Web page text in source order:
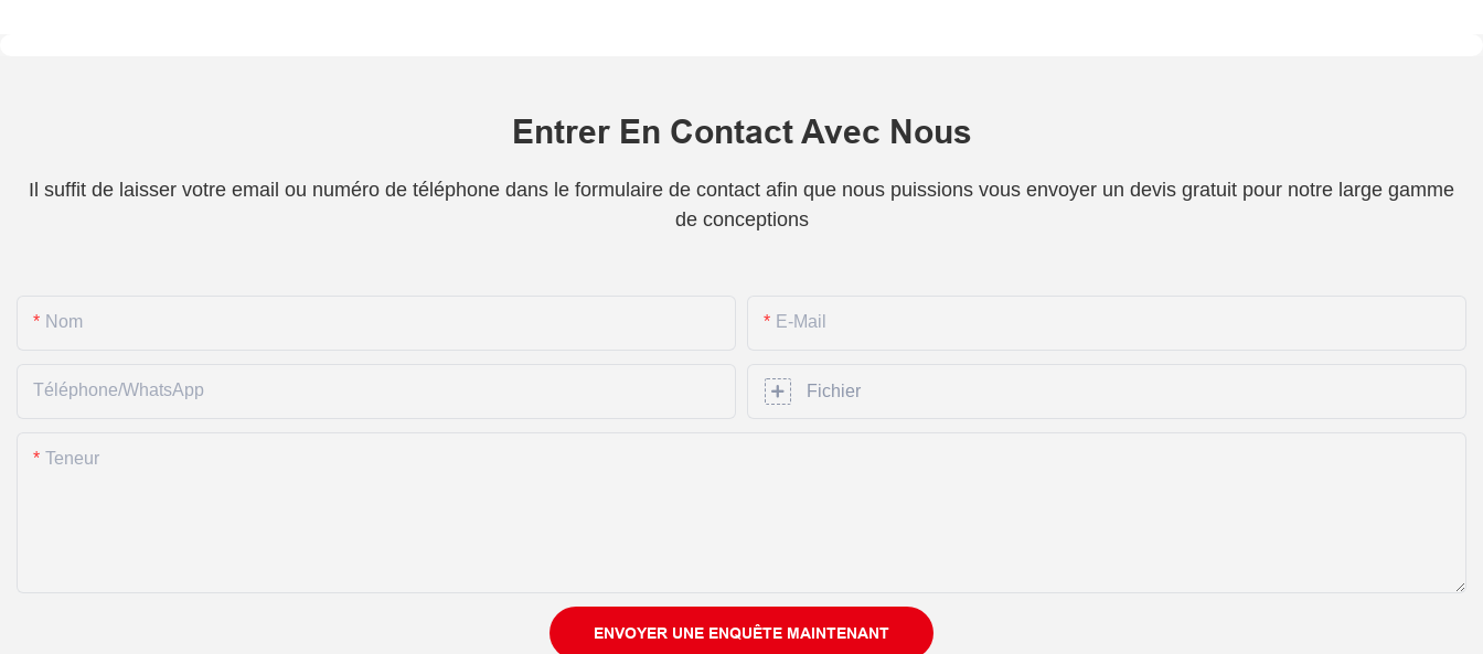
Entrer En Contact Avec Nous
Il suffit de laisser votre email ou numéro de téléphone dans le formulaire de contact afin que nous puissions vous envoyer un devis gratuit pour notre large gamme
de conceptions
Nom E-Mail
Téléphone/WhatsApp Fichier
Teneur
ENVOYER UNE ENQUÊTE MAINTENANT